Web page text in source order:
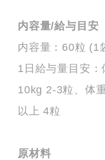
内容量/給与目安
内容量：60粒 (1
1日給与量目安
10kg 2-3粒、体
以上 4粒
原材料